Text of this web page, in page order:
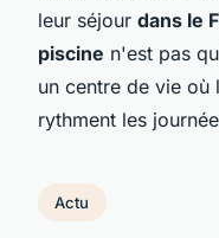
leur séjour dans le
piscine n'est pas
un centre de vie où
rythment les
Actu